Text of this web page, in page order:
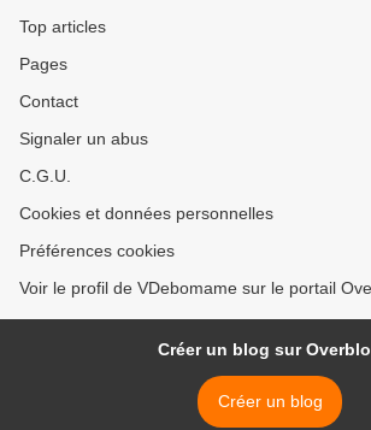
Top articles
Pages
Contact
Signaler un abus
C.G.U.
Cookies et données personnelles
Préférences cookies
Voir le profil de VDebomame sur le portail
Créer un blog sur
Créer un blog